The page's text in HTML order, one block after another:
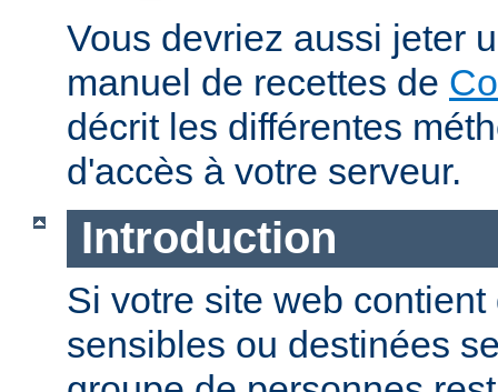
Vous devriez aussi jeter
manuel de recettes de
décrit les différentes
d'accès à votre serveur.
Introduction
Si votre site web
sensibles ou destinées